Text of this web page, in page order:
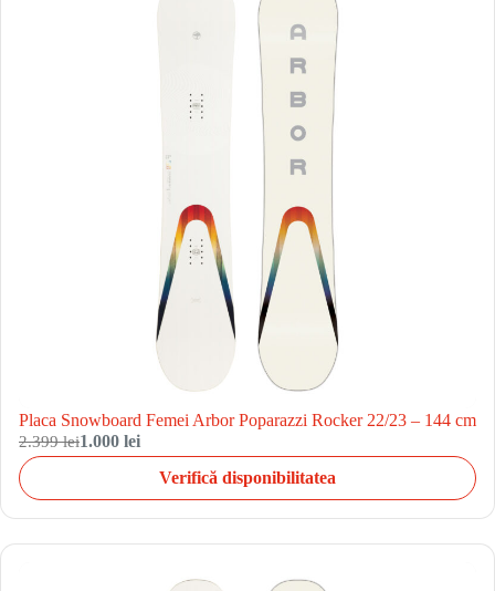
Placa Snowboard Femei Arbor Poparazzi Rocker 22/23 – 144 cm
2.399 lei1.000 lei
Verifică disponibilitatea